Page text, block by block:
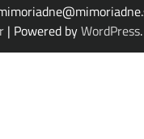
| Powered byWordPress.